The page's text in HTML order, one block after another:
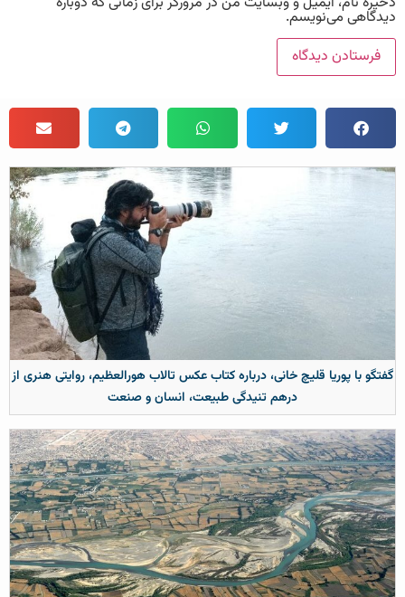
دیدگاهی می‌نویسم.
گفتگو با پوریا قلیچ خانی، درباره کتاب عکس تالاب هورالعظیم، روایتی هنری از
درهم تنیدگی طبیعت، انسان و صنعت